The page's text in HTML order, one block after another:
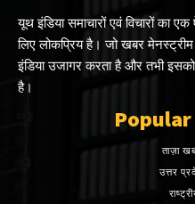
यूथ इंडिया समाचारों एवं विचारों का
लिए लोकप्रिय है। जो खबर
इंडिया उजागर करता है और तभी
है।
ताज़ा
उत्तर